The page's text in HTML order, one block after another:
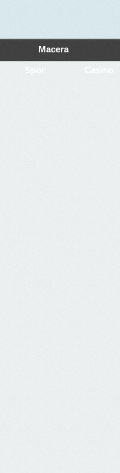
Macera